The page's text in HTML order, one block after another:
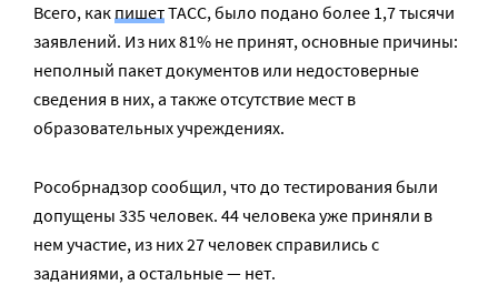
Всего, какпишетТАСС, было подано более 1,7 тысячи
заявлений. Из них 81% не принят, основные причины:
неполный пакет документов или недостоверные
сведения в них, а также отсутствие мест в
образовательных учреждениях.
Рособрнадзор сообщил, что до тестирования были
допущены 335 человек. 44 человека уже приняли в
нем участие, из них 27 человек справились с
заданиями, а остальные — нет.